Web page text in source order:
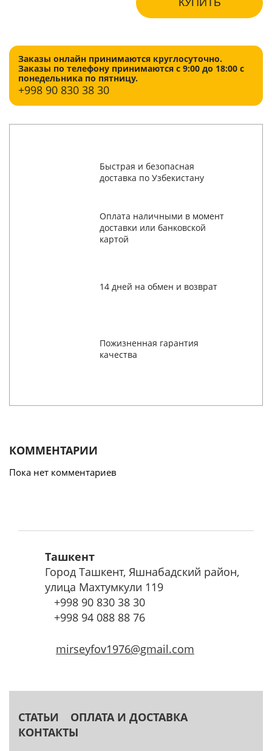
Заказы онлайн принимаются круглосуточно.
Заказы по телефону принимаются с 9:00 до 18:00 с
понедельника по пятницу.
+99890 830 38 30
Быстрая и безопасная
доставка по Узбекистану
Оплата наличными в момент
доставки или банковской
картой
14 дней на обмен и возврат
Пожизненная гарантия
качества
КОММЕНТАРИИ
Пока нет комментариев
Ташкент
Город Ташкент, Яшнабадский район,
улица Махтумкули 119
+998 90 830 38 30
+998 94 088 88 76
mirseyfov1976@gmail.com
СТАТЬИ
ОПЛАТА И ДОСТАВКА
КОНТАКТЫ